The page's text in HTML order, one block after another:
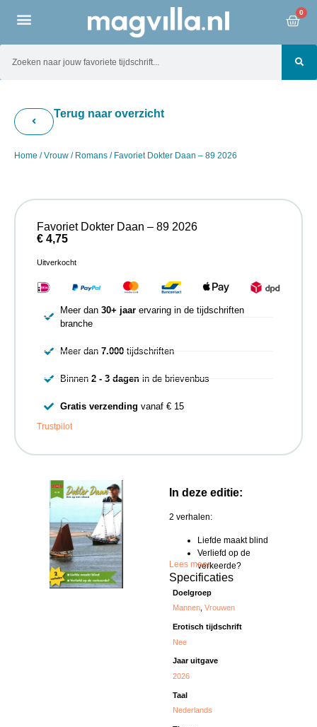
0
Terug naar overzicht
Home /Vrouw / Romans / Favoriet Dokter Daan – 89 2026
In deze editie:
2 verhalen:
Liefde maakt blind
Verliefd op de
verkeerde?
Lees meer
Specificaties
Doelgroep
Mannen,Vrouwen
Erotisch tijdschrift
Nee
Jaar uitgave
2026
Taal
Nederlands
Favoriet Dokter Daan – 89 2026
€ 4,75
Uitverkocht
Meer dan 30+ jaarervaring in de tijdschriften
branche
Meer dan 7.000tijdschriften
Binnen 2 - 3 dagenin de brievenbus
Gratis verzending vanaf € 15
Trustpilot